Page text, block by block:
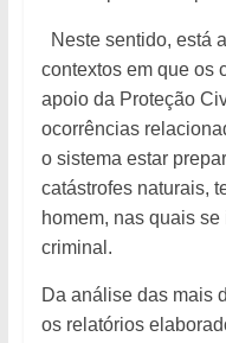
Neste sentido, está
contextos em que os
apoio da Proteção
ocorrências
o sistema estar
catástrofes naturais,
homem, nas quais
criminal.
Da análise das mais
os relatórios